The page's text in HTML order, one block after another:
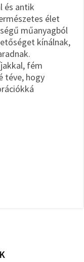
és antik
élet
műanyagból
kínálnak,
fém
téve, hogy